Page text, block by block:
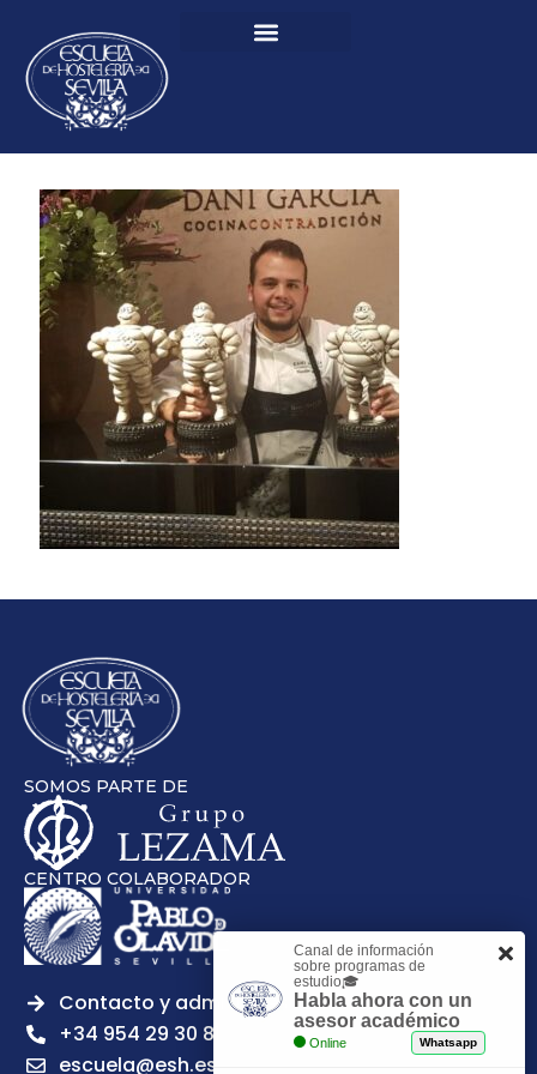
SOMOS PARTE DE
CENTRO COLABORADOR
Contacto y admisiones
+34 954 29 30 81
escuela@esh.es
Canal de información
sobre programas de
estudio🎓
Habla ahora con un
asesor académico
Online Whatsapp